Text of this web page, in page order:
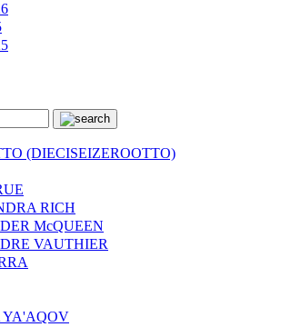
(DIECISEIZEROOTTO)
RICH
McQUEEN
VAUTHIER
YA'AQOV